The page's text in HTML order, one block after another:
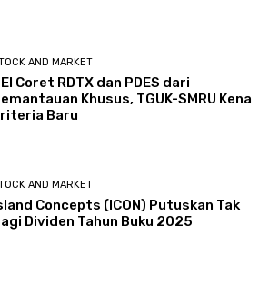
AND MARKET
Coret RDTX dan PDES dari
Khusus, TGUK-SMRU Kena
Baru
AND MARKET
Concepts (ICON) Putuskan Tak
Dividen Tahun Buku 2025